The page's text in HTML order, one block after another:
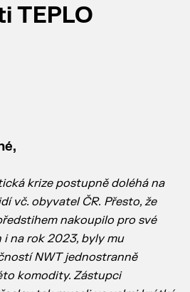
TEPLO
krize postupně doléhá na
vč. obyvatel ČR. Přesto, že
nakoupilo pro své
na rok 2023, byly mu
NWT jednostranně
komodity. Zástupci